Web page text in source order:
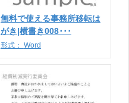
無料で使える事務所移転は
がき|横書き008･･･
形式： Word